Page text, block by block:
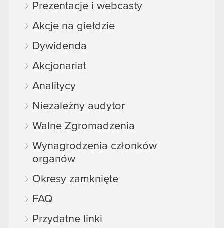
Prezentacje i webcasty
Akcje na giełdzie
Dywidenda
Akcjonariat
Analitycy
Niezależny audytor
Walne Zgromadzenia
Wynagrodzenia członków
organów
Okresy zamknięte
FAQ
Przydatne linki